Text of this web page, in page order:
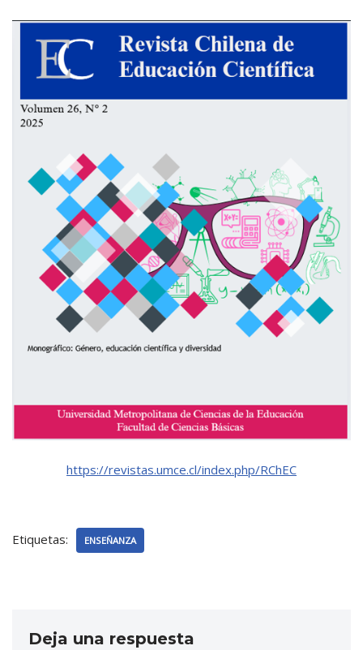
https://revistas.umce.cl/index.php/RChEC
Etiquetas: ENSEÑANZA
Deja una respuesta